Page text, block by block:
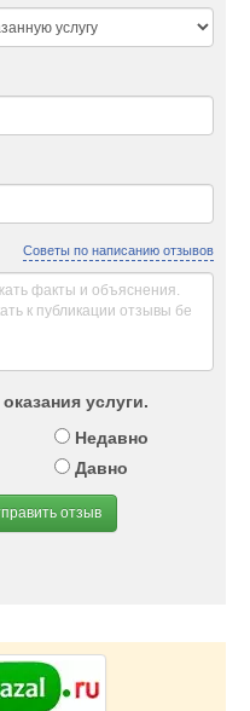
Советы по написанию отзывов
услуги.
Недавно
Давно
отзыв